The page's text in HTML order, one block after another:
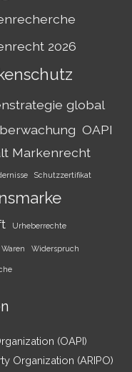
2026
global
OAPI
Markenrecht
Schutzzertifikat
Urheberrechte
Waren Widerspruch
(OAPI)
Organization (ARIPO)